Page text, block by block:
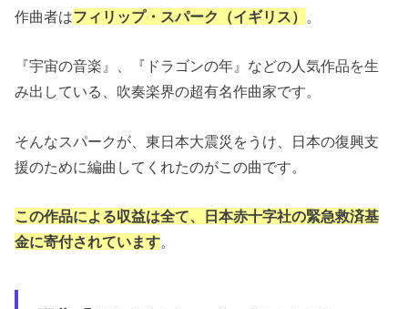
作曲者はフィリップ・スパーク（イギリス） 。
『宇宙の音楽』、『ドラゴンの年』などの人気作品を生
み出している、吹奏楽界の超有名作曲家です。
そんなスパークが、東日本大震災をうけ、日本の復興支
援のために編曲してくれたのがこの曲です。
この作品による収益は全て、日本赤十字社の緊急救済基
金に寄付されています。